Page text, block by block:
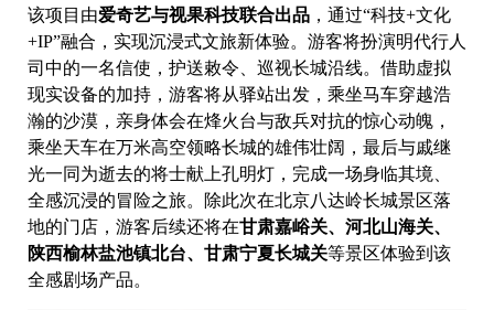
该项目由爱奇艺与视果科技联合出品 ，通过“科技+文化
+IP”融合，实现沉浸式文旅新体验。游客将扮演明代行人
司中的一名信使，护送敕令、巡视长城沿线。借助虚拟
现实设备的加持，游客将从驿站出发，乘坐马车穿越浩
瀚的沙漠，亲身体会在烽火台与敌兵对抗的惊心动魄，
乘坐天车在万米高空领略长城的雄伟壮阔，最后与戚继
光一同为逝去的将士献上孔明灯，完成一场身临其境、
全感沉浸的冒险之旅。除此次在北京八达岭长城景区落
地的门店，游客后续还将在甘肃嘉峪关、河北山海关、
陕西榆林盐池镇北台、甘肃宁夏长城关等景区体验到该
全感剧场产品。